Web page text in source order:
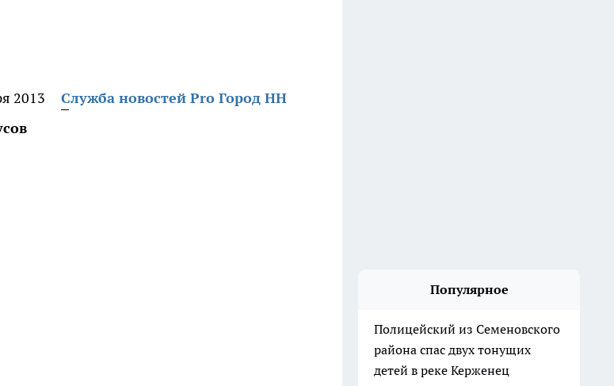
2013
Служба новостей Pro Город НН
Популярное
Полицейский из Семеновского
района спас двух тонущих
детей в реке Керженец